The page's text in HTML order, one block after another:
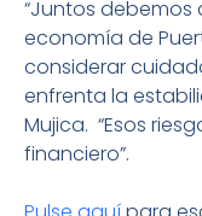
“Juntos
economía de
considerar
enfrenta la
Mujica. “Esos
financiero”.